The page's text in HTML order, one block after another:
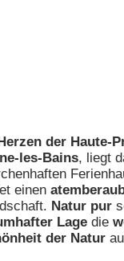
der Haute-
les-Bains, liegt
einen
Natur pur
Lage die
der Natur